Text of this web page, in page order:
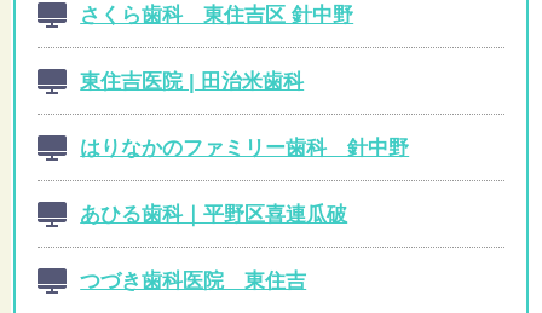
さくら歯科 東住吉区 針中野
東住吉医院 | 田治米歯科
はりなかのファミリー歯科 針中野
あひる歯科｜平野区喜連瓜破
つづき歯科医院 東住吉